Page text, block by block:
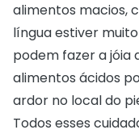
alimentos macios,
língua estiver
podem fazer a jóia
alimentos ácidos
ardor no local do
Todos esses